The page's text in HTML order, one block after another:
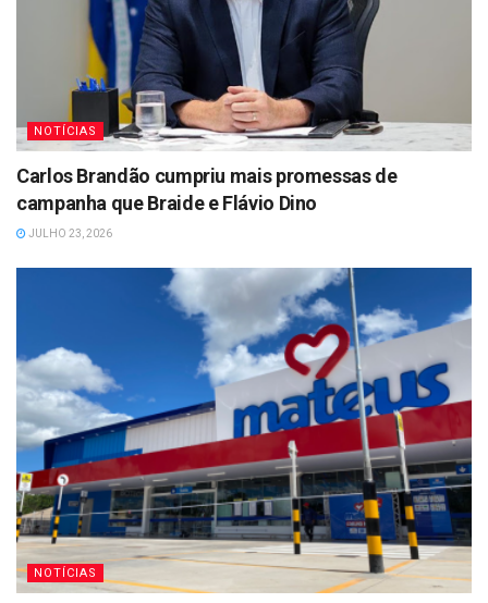
NOTÍCIAS
Carlos Brandão cumpriu mais promessas de
campanha que Braide e Flávio Dino
JULHO 23, 2026
NOTÍCIAS